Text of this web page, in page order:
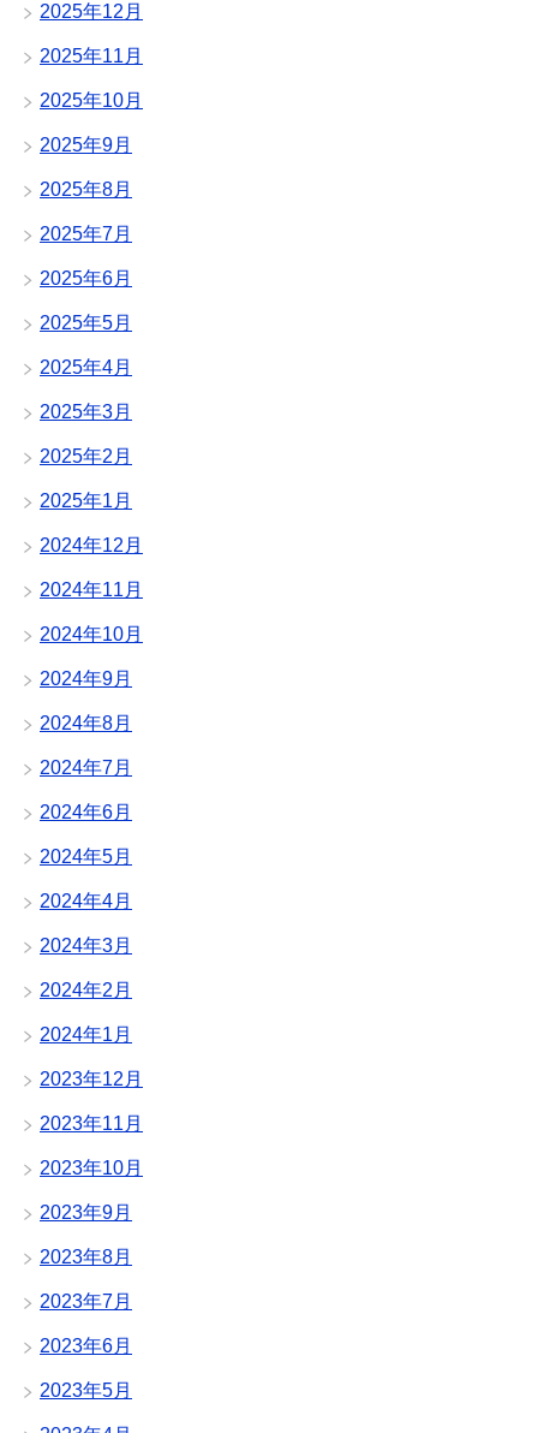
2025年12月
2025年11月
2025年10月
2025年9月
2025年8月
2025年7月
2025年6月
2025年5月
2025年4月
2025年3月
2025年2月
2025年1月
2024年12月
2024年11月
2024年10月
2024年9月
2024年8月
2024年7月
2024年6月
2024年5月
2024年4月
2024年3月
2024年2月
2024年1月
2023年12月
2023年11月
2023年10月
2023年9月
2023年8月
2023年7月
2023年6月
2023年5月